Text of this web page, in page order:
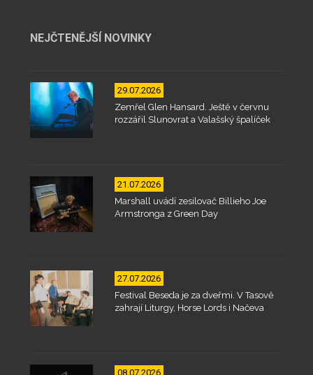
NEJČTENĚJŠÍ NOVINKY
29.07.2026
Zemřel Glen Hansard. Ještě v červnu
rozzářil Slunovrat a Valašský špalíček
21.07.2026
Marshall uvádí zesilovač Billieho Joe
Armstronga z Green Day
27.07.2026
Festival Beseda je za dveřmi. V Tasově
zahrají Liturgy, Horse Lords i Načeva
08.07.2026